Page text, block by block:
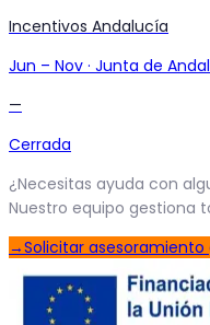
Incentivos Andalucía
Jun – Nov · Junta de
—
Cerrada
¿Necesitas ayuda con
Nuestro equipo gestiona
→Solicitar